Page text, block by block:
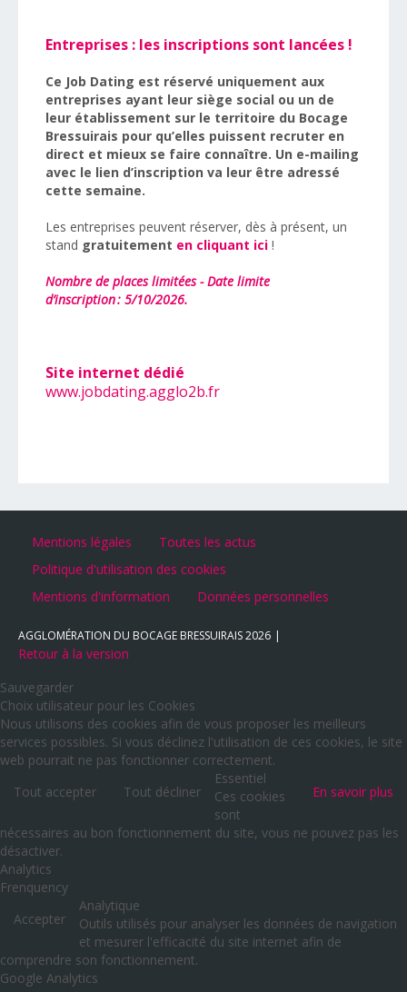
Entreprises : les inscriptions sont lancées !
Ce Job Dating est réservé uniquement aux
entreprises ayant leur siège social ou un de
leur établissement sur le territoire du Bocage
Bressuirais pour qu’elles puissent recruter en
direct et mieux se faire connaître. Un e-mailing
avec le lien d’inscription va leur être adressé
cette semaine.
Les entreprises peuvent réserver, dès à présent, un
stand gratuitement en cliquant ici !
Nombre de places limitées - Date limite
d’inscription : 5/10/2026.
Site internet dédié
www.jobdating.agglo2b.fr
Mentions légales
Toutes les actus
Politique d'utilisation des cookies
Mentions d'information
Données personnelles
AGGLOMÉRATION DU BOCAGE BRESSUIRAIS2026
Retour à la version
Sauvegarder
Choix utilisateur pour les Cookies
Nous utilisons des cookies afin de vous proposer les meilleurs
services possibles. Si vous déclinez l'utilisation de ces cookies, le site
web pourrait ne pas fonctionner correctement.
Tout accepter
Tout décliner En savoir plus
Essentiel
Ces cookies
sont
nécessaires au bon fonctionnement du site, vous ne pouvez pas les
désactiver.
Analytics
Frenquency
Accepter
Analytique
Outils utilisés pour analyser les données de navigation
et mesurer l'efficacité du site internet afin de
comprendre son fonctionnement.
Google Analytics